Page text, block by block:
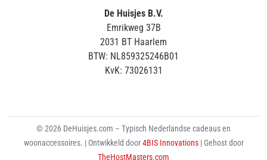
De Huisjes B.V.
Emrikweg 37B
2031 BT Haarlem
BTW: NL859325246B01
KvK: 73026131
© 2026 DeHuisjes.com – Typisch Nederlandse cadeaus en
woonaccessoires. | Ontwikkeld door4BIS Innovations | Gehost door
TheHostMasters.com